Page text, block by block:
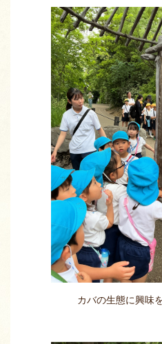
カバの生態に興味